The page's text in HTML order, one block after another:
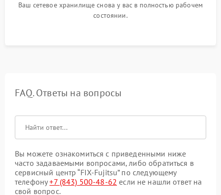
Ваш сетевое хранилище снова у вас в полностью рабочем
состоянии.
FAQ. Ответы на вопросы
Вы можете ознакомиться с приведенными ниже
часто задаваемыми вопросами, либо обратиться в
сервисный центр “FIX-Fujitsu” по следующему
телефону+7 (843) 500-48-62 если не нашли ответ на
свой вопрос.